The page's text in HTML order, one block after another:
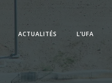
ACTUALITÉS L’UFA